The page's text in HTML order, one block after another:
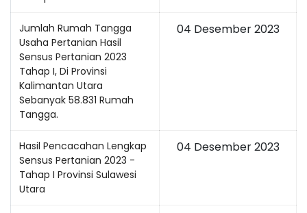
Jumlah Rumah Tangga
Usaha Pertanian Hasil
Sensus Pertanian 2023
Tahap I, Di Provinsi
Kalimantan Utara
Sebanyak 58.831 Rumah
Tangga.
04 Desember 2023
Hasil Pencacahan Lengkap
Sensus Pertanian 2023 -
Tahap I Provinsi Sulawesi
Utara
04 Desember 2023